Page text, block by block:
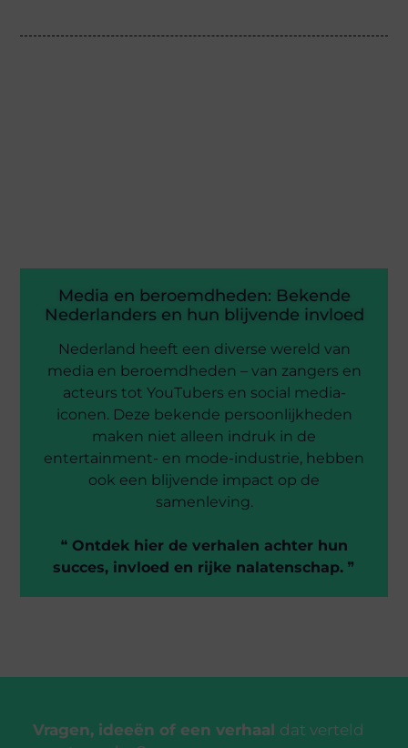
Media en beroemdheden: Bekende
Nederlanders en hun blijvende invloed
Nederland heeft een diverse wereld van
media en beroemdheden – van zangers en
acteurs tot YouTubers en social media-
iconen. Deze bekende persoonlijkheden
maken niet alleen indruk in de
entertainment- en mode-industrie, hebben
ook een blijvende impact op de
samenleving.
❝ Ontdek hier de verhalen achter hun
succes, invloed en rijke nalatenschap. ❞
Vragen, ideeën of een verhaal dat verteld